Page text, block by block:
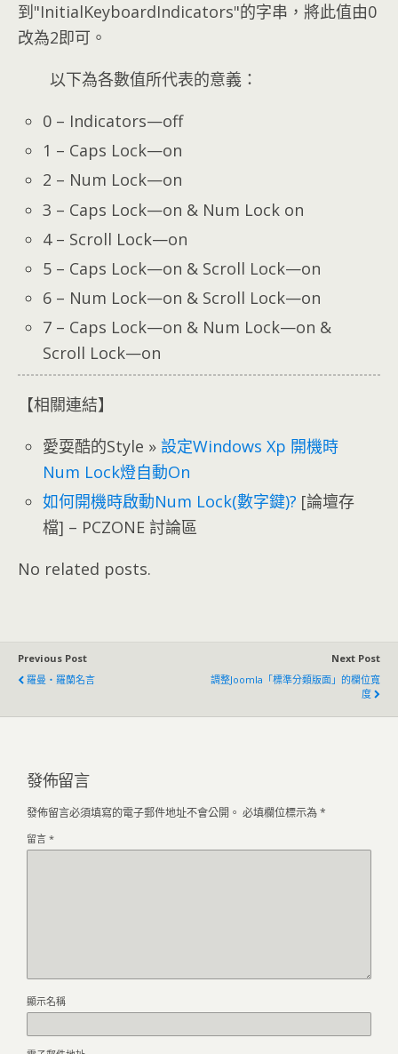
到"InitialKeyboardIndicators"的字串，將此值由0
改為2即可。
以下為各數值所代表的意義：
0 – Indicators—off
1 – Caps Lock—on
2 – Num Lock—on
3 – Caps Lock—on & Num Lock on
4 – Scroll Lock—on
5 – Caps Lock—on & Scroll Lock—on
6 – Num Lock—on & Scroll Lock—on
7 – Caps Lock—on & Num Lock—on &
Scroll Lock—on
【相關連結】
愛耍酷的Style »設定Windows Xp 開機時
Num Lock燈自動On
如何開機時啟動Num Lock(數字鍵)? [論壇存
檔] – PCZONE 討論區
No related posts.
Previous Post
羅曼‧羅蘭名言
Next Post
調整Joomla「標準分類版面」的欄位寬
度
發佈留言
發佈留言必須填寫的電子郵件地址不會公開。 必填欄位標示為*
留言 *
顯示名稱